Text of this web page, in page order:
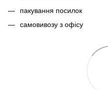
пакування посилок
самовивозу з офісу